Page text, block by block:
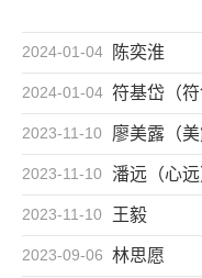
2024-01-04 陈奕淮
2024-01-04 符基岱（符
2023-11-10 廖美露（美
2023-11-10 潘远（心远
2023-11-10 王毅
2023-09-06 林思愿